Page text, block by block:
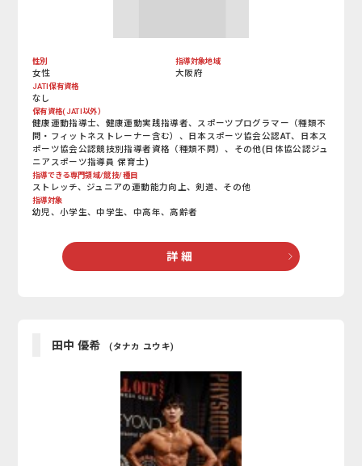
性別
女性
指導対象地域
大阪府
JATI保有資格
なし
保有資格(JATI以外）
健康運動指導士、健康運動実践指導者、スポーツプログラマー（種類不
問・フィットネストレーナー含む）、日本スポーツ協会公認AT、日本ス
ポーツ協会公認競技別指導者資格（種類不問）、その他(日体協公認ジュ
ニアスポーツ指導員 保育士)
指導できる専門領域/競技/種目
ストレッチ、ジュニアの運動能力向上、剣道、その他
指導対象
幼児、小学生、中学生、中高年、高齢者
詳 細
田中 優希 (タナカ ユウキ)